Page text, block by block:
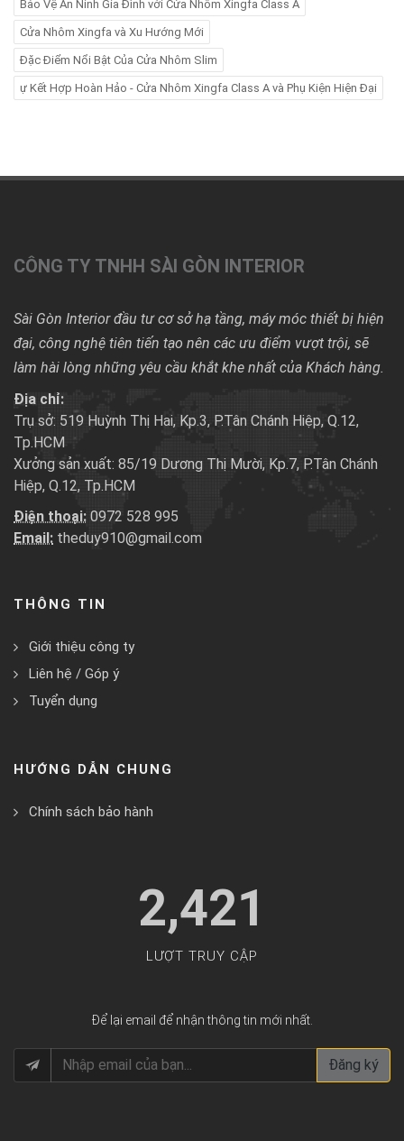
Bảo Vệ An Ninh Gia Đình với Cửa Nhôm Xingfa Class A
Cửa Nhôm Xingfa và Xu Hướng Mới
Đặc Điểm Nổi Bật Của Cửa Nhôm Slim
ự Kết Hợp Hoàn Hảo - Cửa Nhôm Xingfa Class A và Phụ Kiện Hiện Đại
CÔNG TY TNHH SÀI GÒN INTERIOR
Sài Gòn Interior đầu tư cơ sở hạ tầng, máy móc thiết bị hiện
đại, công nghệ tiên tiến tạo nên các ưu điểm vượt trội, sẽ
làm hài lòng những yêu cầu khắt khe nhất của Khách hàng.
Địa chỉ:
Trụ sở: 519 Huỳnh Thị Hai, Kp.3, P.Tân Chánh Hiệp, Q.12,
Tp.HCM
Xưởng sản xuất: 85/19 Dương Thị Mười, Kp.7, P.Tân Chánh
Hiệp, Q.12, Tp.HCM
Điện thoại: 0972 528 995
Email: theduy910@gmail.com
THÔNG TIN
Giới thiệu công ty
Liên hệ / Góp ý
Tuyển dụng
HƯỚNG DẪN CHUNG
Chính sách bảo hành
2,421
LƯỢT TRUY CẬP
Để lại email để nhận thông tin mới nhất.
Đăng ký